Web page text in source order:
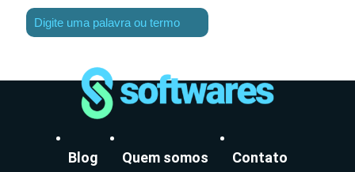
Blog Quem somos Contato